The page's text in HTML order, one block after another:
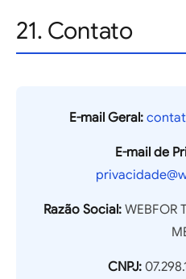
21. Contato
E-mail Geral:
E-mail de
Razão Social:WEBFOR
CNPJ: